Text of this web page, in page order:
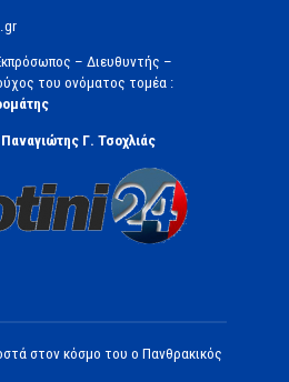
– Διευθυντής –
του ονόματος τομέα :
Παναγιώτης Γ. Τσοχλιάς
στον κόσμο του ο Πανθρακικός